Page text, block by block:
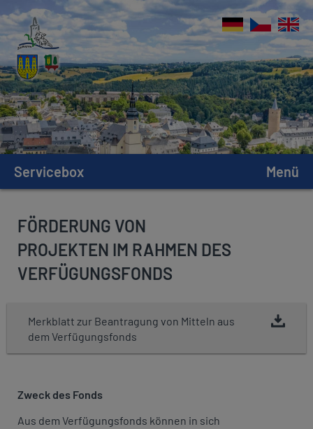
Servicebox Menü
FÖRDERUNG VON
PROJEKTEN IM RAHMEN DES
VERFÜGUNGSFONDS
Merkblatt zur Beantragung von Mitteln aus
dem Verfügungsfonds
Zweck des Fonds
Aus dem Verfügungsfonds können in sich